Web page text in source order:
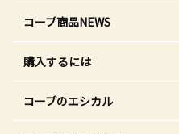
コープ商品NEWS
購入するには
コープのエシカル